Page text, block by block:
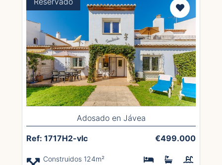
Adosado en Jávea
Ref: 1717H2-vlc €499.000
Construidos 124m²